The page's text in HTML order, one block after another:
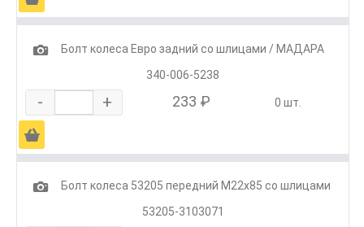
1
Болт колеса Евро задний со шлицами / МАДАРА
340-006-5238
- + 233 ₽ 0 шт.
Ä
1
Болт колеса 53205 передний М22х85 со шлицами
53205-3103071